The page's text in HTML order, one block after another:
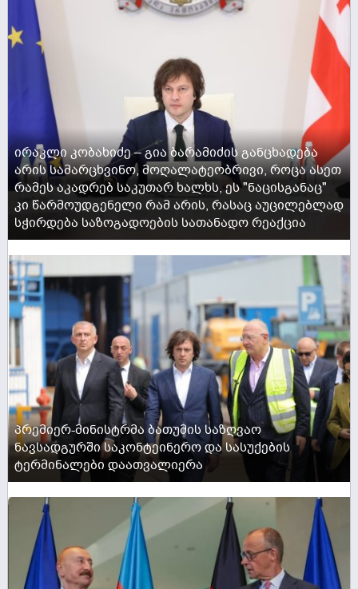
ირაკლი კობახიძე – გია ბარამიძის განცხადება
არის სამარცხვინო, მოღალატეობრივი, როცა ასეთ
რამეს აკადრებ საკუთარ ხალხს, ეს "ნაცისგანაც"
კი წარმოუდგენელი რამ არის, რასაც აუცილებლად
სჭირდება საზოგადოების სათანადო რეაქცია
პრემიერ-მინისტრმა ბათუმის საზღვაო
ნავსადგურში საკონტეინერო და სასუქების
ტერმინალები დაათვალიერა